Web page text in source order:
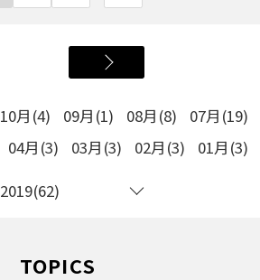
10月(4) 09月(1) 08月(8)
07月(19)
04月(3) 03月(3) 02月(3)
01月(3)
2019(62)
TOPICS